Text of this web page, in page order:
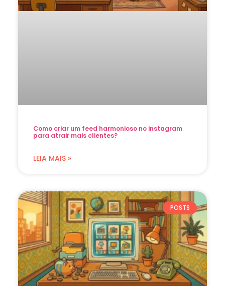
Como criar um feed harmonioso no instagram
para atrair mais clientes?
LEIA MAIS »
POSTS